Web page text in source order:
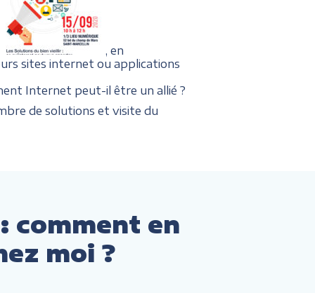
, en
sites internet ou applications
Internet peut-il être un allié ?
de solutions et visite du
comment en
moi ?